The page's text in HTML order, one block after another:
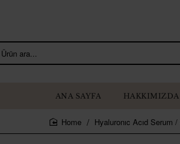
ANA SAYFA HAKKIMIZDA
Hyaluronıc Acıd Serum /